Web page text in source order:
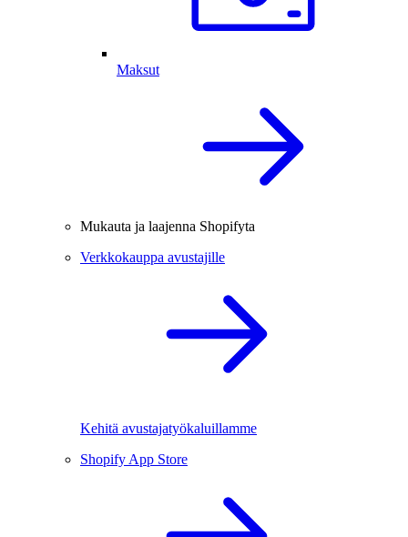
Maksut
Mukauta ja laajenna Shopifyta
Verkkokauppa avustajille
Kehitä avustajatyökaluillamme
Shopify App Store